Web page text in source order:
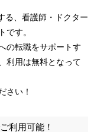
る、看護師・ドクター
です。
の転職をサポートす
利用は無料となって
さい！
利用可能！